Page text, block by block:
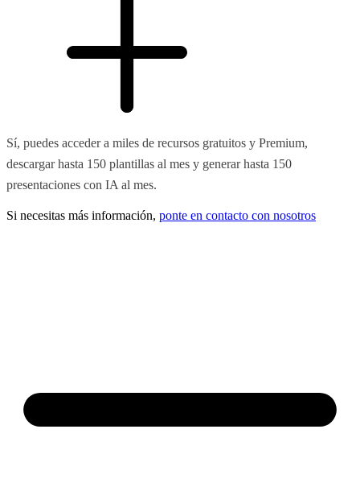
Sí, puedes acceder a miles de recursos gratuitos y Premium,
descargar hasta 150 plantillas al mes y generar hasta 150
presentaciones con IA al mes.
Si necesitas más información, ponte en contacto con nosotros